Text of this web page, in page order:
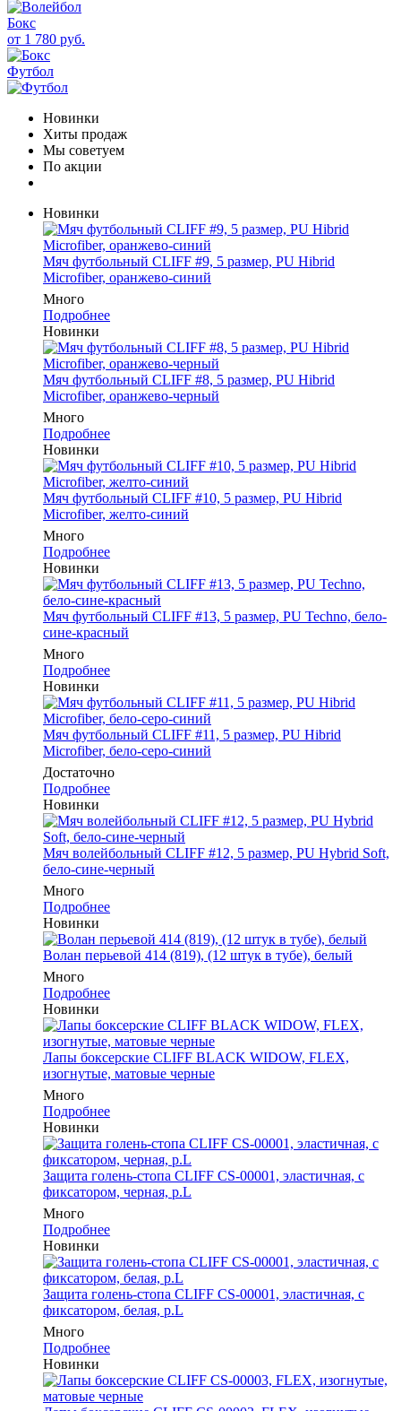
Бокс
от 1 780 руб.
Футбол
Новинки
Хиты продаж
Мы советуем
По акции
Новинки
Мяч футбольный CLIFF #9, 5 размер, PU Hibrid
Microfiber, оранжево-синий
Много
Подробнее
Новинки
Мяч футбольный CLIFF #8, 5 размер, PU Hibrid
Microfiber, оранжево-черный
Много
Подробнее
Новинки
Мяч футбольный CLIFF #10, 5 размер, PU Hibrid
Microfiber, желто-синий
Много
Подробнее
Новинки
Мяч футбольный CLIFF #13, 5 размер, PU Techno, бело-
сине-красный
Много
Подробнее
Новинки
Мяч футбольный CLIFF #11, 5 размер, PU Hibrid
Microfiber, бело-серо-синий
Достаточно
Подробнее
Новинки
Мяч волейбольный CLIFF #12, 5 размер, PU Hybrid Soft,
бело-сине-черный
Много
Подробнее
Новинки
Волан перьевой 414 (819), (12 штук в тубе), белый
Много
Подробнее
Новинки
Лапы боксерские CLIFF BLACK WIDOW, FLEX,
изогнутые, матовые черные
Много
Подробнее
Новинки
Защита голень-стопа CLIFF CS-00001, эластичная, с
фиксатором, черная, р.L
Много
Подробнее
Новинки
Защита голень-стопа CLIFF CS-00001, эластичная, с
фиксатором, белая, р.L
Много
Подробнее
Новинки